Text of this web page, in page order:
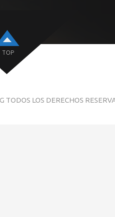
TOP
TODOS LOS DERECHOS